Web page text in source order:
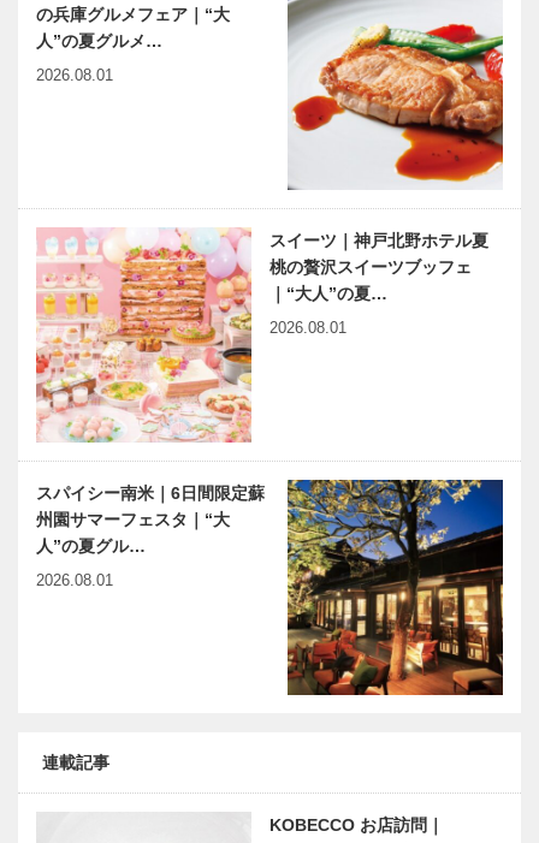
の兵庫グルメフェア｜“大
人”の夏グルメ…
2026.08.01
スイーツ｜神戸北野ホテル夏
桃の贅沢スイーツブッフェ
｜“大人”の夏…
2026.08.01
スパイシー南米｜6日間限定蘇
州園サマーフェスタ｜“大
人”の夏グル…
2026.08.01
連載記事
KOBECCO お店訪問｜